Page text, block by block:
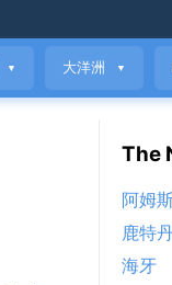
▼ 大洋洲 ▼
The
阿姆
鹿特
海牙